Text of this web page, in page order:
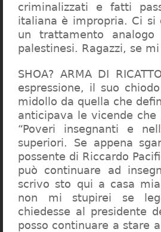
criminalizzati e fatti
italiana è impropria. Ci
un trattamento
palestinesi. Ragazzi, se
SHOA? ARMA DI
espressione, il suo
midollo da quella che
anticipava le vicende
“Poveri insegnanti e
superiori. Se appena
possente di Riccardo
può continuare ad
scrivo sto qui a casa
non mi stupirei se
chiedesse al presidente
posso continuare a stare